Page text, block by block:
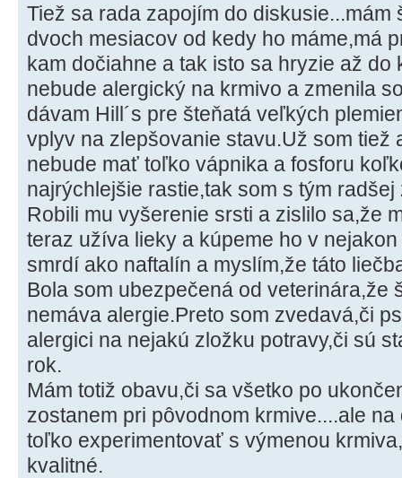
Tiež sa rada zapojím do
dvoch mesiacov od kedy ho máme,má
kam dočiahne a tak isto sa hryzie až do
nebude alergický na krmivo a zmenila
dávam Hill´s pre šteňatá veľkých
vplyv na zlepšovanie stavu.Už som tiež
nebude mať toľko vápnika a fosforu
najrýchlejšie rastie,tak som s tým
Robili mu vyšerenie srsti a zislilo sa,že
teraz užíva lieky a kúpeme ho v
smrdí ako naftalín a myslím,že táto
Bola som ubezpečená od veterinára,že
nemáva alergie.Preto som zvedavá,či
alergici na nejakú zložku potravy,či sú
rok.
Mám totiž obavu,či sa všetko po
zostanem pri pôvodnom krmive....ale
toľko experimentovať s výmenou
kvalitné.